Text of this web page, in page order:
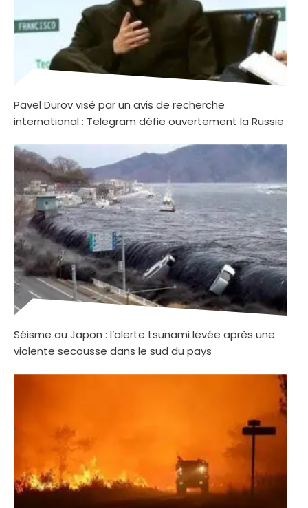
Pavel Durov visé par un avis de recherche
international : Telegram défie ouvertement la Russie
Séisme au Japon : l’alerte tsunami levée après une
violente secousse dans le sud du pays